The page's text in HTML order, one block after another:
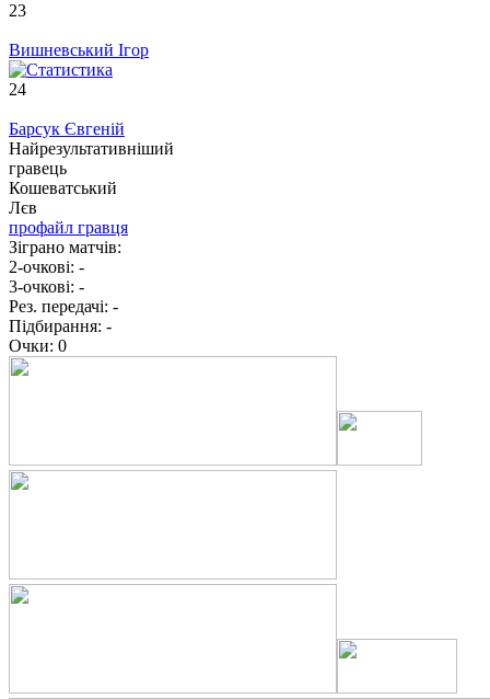
23
Вишневський Ігор
24
Барсук Євгеній
Найрезультативніший
гравець
Кошеватський
Лєв
профайл гравця
Зіграно матчів:
2-очкові: -
3-очкові: -
Рез. передачі: -
Підбирання: -
Очки: 0